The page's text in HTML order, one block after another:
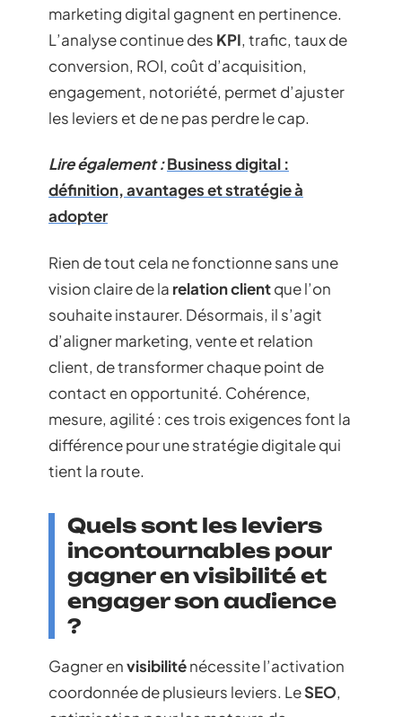
marketing digital gagnent en pertinence.
L’analyse continue des KPI, trafic, taux de
conversion, ROI, coût d’acquisition,
engagement, notoriété, permet d’ajuster
les leviers et de ne pas perdre le cap.
Lire également :Business digital :
définition, avantages et stratégie à
adopter
Rien de tout cela ne fonctionne sans une
vision claire de la relation clientque l’on
souhaite instaurer. Désormais, il s’agit
d’aligner marketing, vente et relation
client, de transformer chaque point de
contact en opportunité. Cohérence,
mesure, agilité : ces trois exigences font la
différence pour une stratégie digitale qui
tient la route.
Quels sont les leviers
incontournables pour
gagner en visibilité et
engager son audience
?
Gagner envisibiliténécessite l’activation
coordonnée de plusieurs leviers. LeSEO,